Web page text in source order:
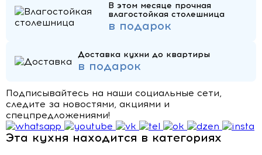
В этом месяце прочная
влагостойкая столешница
в подарок
Доставка кухни до квартиры
в подарок
Подписывайтесь на наши социальные сети,
следите за новостями, акциями и
спецпредложениями!
Эта кухня находится в категориях